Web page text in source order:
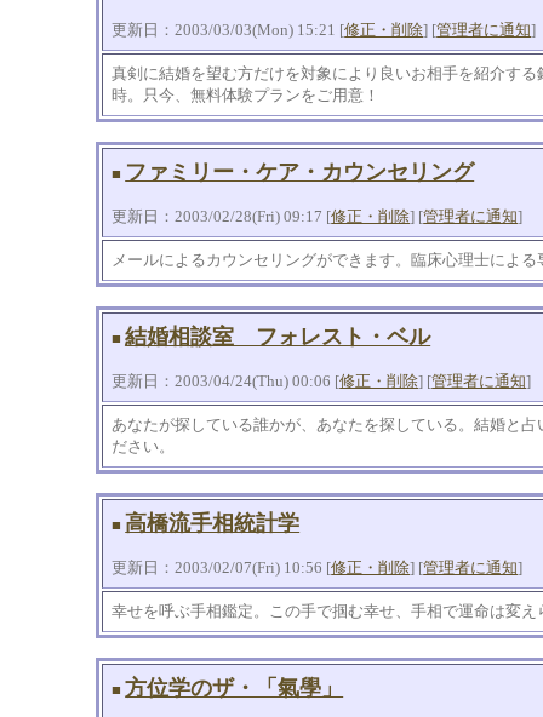
更新日：2003/03/03(Mon) 15:21 [修正・削除] [管理者に通知]
真剣に結婚を望む方だけを対象により良いお相手を紹介す
時。只今、無料体験プランをご用意！
■ ファミリー・ケア・カウンセリング
更新日：2003/02/28(Fri) 09:17 [修正・削除] [管理者に通知]
メールによるカウンセリングができます。臨床心理士によ
■ 結婚相談室 フォレスト・ベル
更新日：2003/04/24(Thu) 00:06 [修正・削除] [管理者に通知]
あなたが探している誰かが、あなたを探している。結婚と
ださい。
■ 高橋流手相統計学
更新日：2003/02/07(Fri) 10:56 [修正・削除] [管理者に通知]
幸せを呼ぶ手相鑑定。この手で掴む幸せ、手相で運命は変え
■ 方位学のザ・「氣學」